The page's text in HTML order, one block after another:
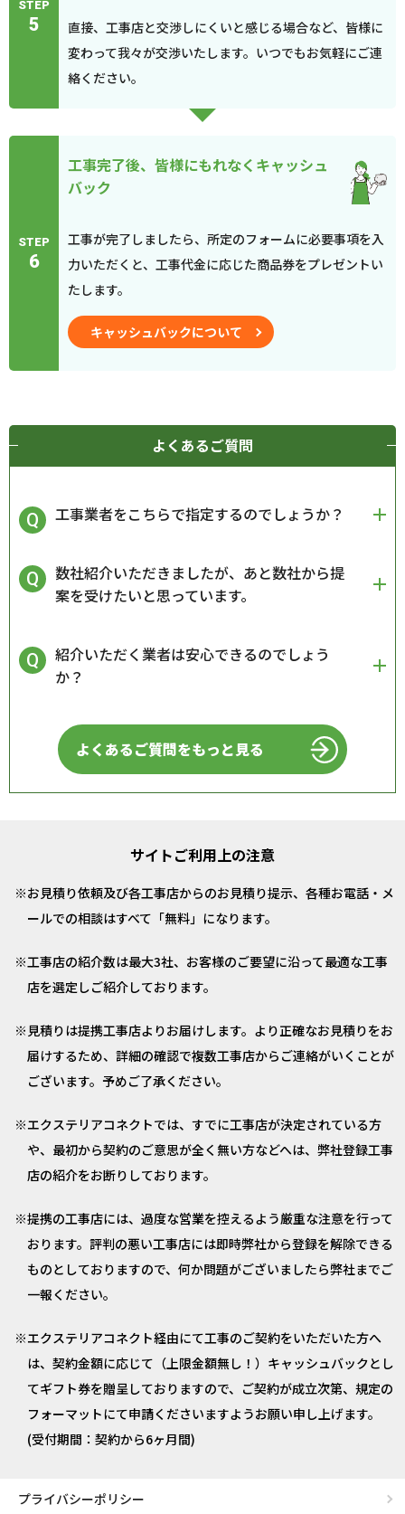
STEP
5
直接、工事店と交渉しにくいと感じる場合など、皆様に
変わって我々が交渉いたします。いつでもお気軽にご連
絡ください。
STEP
6
工事完了後、皆様にもれなくキャッシュ
バック
工事が完了しましたら、所定のフォームに必要事項を入
力いただくと、工事代金に応じた商品券をプレゼントい
たします。
キャッシュバックについて
よくあるご質問
工事業者をこちらで指定するのでしょうか？
数社紹介いただきましたが、あと数社から提
案を受けたいと思っています。
紹介いただく業者は安心できるのでしょう
か？
よくあるご質問をもっと見る
サイトご利用上の注意
お見積り依頼及び各工事店からのお見積り提示、各種お電話・メ
ールでの相談はすべて「無料」になります。
工事店の紹介数は最大3社、お客様のご要望に沿って最適な工事
店を選定しご紹介しております。
見積りは提携工事店よりお届けします。より正確なお見積りをお
届けするため、詳細の確認で複数工事店からご連絡がいくことが
ございます。予めご了承ください。
エクステリアコネクトでは、すでに工事店が決定されている方
や、最初から契約のご意思が全く無い方などへは、弊社登録工事
店の紹介をお断りしております。
提携の工事店には、過度な営業を控えるよう厳重な注意を行って
おります。評判の悪い工事店には即時弊社から登録を解除できる
ものとしておりますので、何か問題がございましたら弊社までご
一報ください。
エクステリアコネクト経由にて工事のご契約をいただいた方へ
は、契約金額に応じて（上限金額無し！）キャッシュバックとし
てギフト券を贈呈しておりますので、ご契約が成立次第、規定の
フォーマットにて申請くださいますようお願い申し上げます。
(受付期間：契約から6ヶ月間)
プライバシーポリシー